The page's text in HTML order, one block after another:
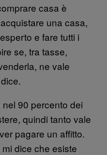
casa è
una casa,
e fare tutti i
se, tra tasse,
ne vale
90 percento dei
quindi tanto vale
pagare un affitto.
dice che esiste